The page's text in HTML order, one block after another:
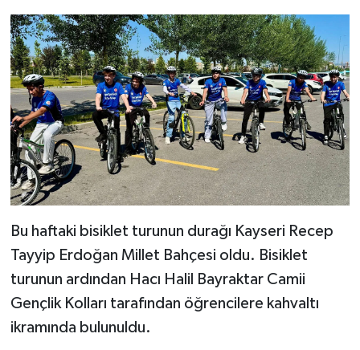
Bu haftaki bisiklet turunun durağı Kayseri Recep
Tayyip Erdoğan Millet Bahçesi oldu. Bisiklet
turunun ardından Hacı Halil Bayraktar Camii
Gençlik Kolları tarafından öğrencilere kahvaltı
ikramında bulunuldu.
Bursa Müftülüğü
Çanakkale Müftülüğü
Çankırı Müftülüğü
Çorum Müftülüğü
Diyarbakır Müftülüğü
Edirne Müftülüğü
Duyurular
Podcast
Bilim, Teknoloji
Biyografiler
İhtida Haberleri